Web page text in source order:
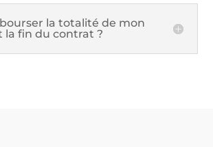
la totalité de mon
la fin du contrat ?